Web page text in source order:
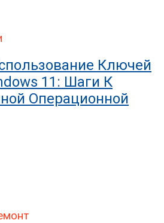
Ключей
11: Шаги К
Операционной